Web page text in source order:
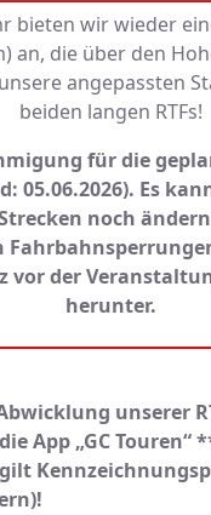
bieten wir wieder
an, die über den
angepassten
beiden langen RTFs!
für die
05.06.2026). Es
noch
vor der
herunter.
unserer
App „GC Touren“